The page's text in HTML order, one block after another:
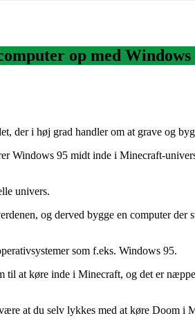
op med
der i høj grad handler om at grave og
Windows 95 midt inde i Minecraft-
univers.
og derved bygge en computer
som f.eks. Windows 95.
at køre inde i Minecraft, og det er
at du selv lykkes med at køre Doom i